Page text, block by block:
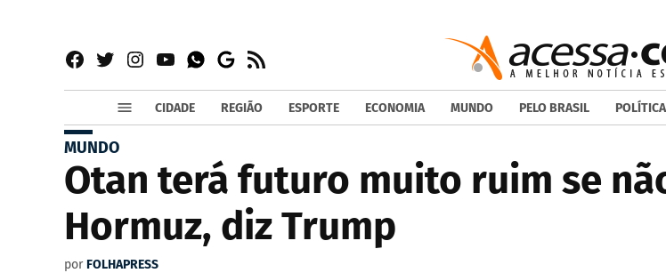
Facebook
TwitterInstagram
YouTubeWhatsapp
Google
News
RSS
CIDADE REGIÃO ESPORTE ECONOMIA MUNDO PELO BRASIL POLÍTICA
MUNDO
Otan terá futuro muito ruim se
Hormuz, diz Trump
por FOLHAPRESS